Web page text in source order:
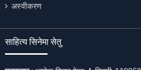
अस्वीकरण
साहित्य सिनेमा सेतु